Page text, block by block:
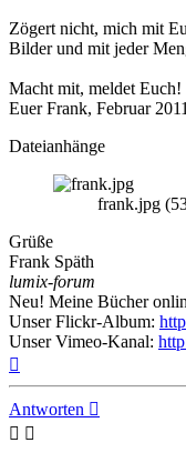
Zögert nicht, mich mit
Bilder und mit jeder
Macht mit, meldet Euch!
Euer Frank, Februar 2011
Dateianhänge
frank.jpg
Grüße
Frank Späth
lumix-forum
Neu! Meine Bücher
Unser Flickr-Album:
Unser Vimeo-Kanal:
Antworten